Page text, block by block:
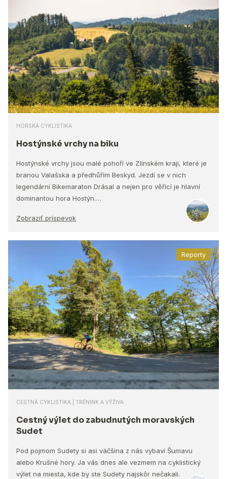
HORSKÁ CYKLISTIKA
Hostýnské vrchy na biku
Hostýnské vrchy jsou malé pohoří ve Zlínském kraji, které je
branou Valašska a předhůřím Beskyd. Jezdí se v nich
legendární Bikemaraton Drásal a nejen pro věřící je hlavní
dominantou hora Hostýn.…
Zobraziť príspevok
Reporty
CESTNÁ CYKLISTIKA | TRÉNINK A VÝŽIVA
Cestný výlet do zabudnutých moravských
Sudet
Pod pojmom Sudety si asi väčšina z nás vybaví Šumavu
alebo Krušné hory. Ja vás dnes ale vezmem na cyklistický
výlet na miesta, kde by ste Sudety najskôr nečakali.